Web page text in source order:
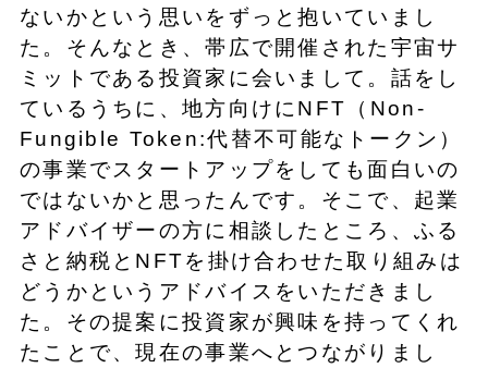
ないかという思いをずっと抱いていまし
た。そんなとき、帯広で開催された宇宙サ
ミットである投資家に会いまして。話をし
ているうちに、地方向けにNFT（Non-
Fungible Token:代替不可能なトークン）
の事業でスタートアップをしても面白いの
ではないかと思ったんです。そこで、起業
アドバイザーの方に相談したところ、ふる
さと納税とNFTを掛け合わせた取り組みは
どうかというアドバイスをいただきまし
た。その提案に投資家が興味を持ってくれ
たことで、現在の事業へとつながりまし